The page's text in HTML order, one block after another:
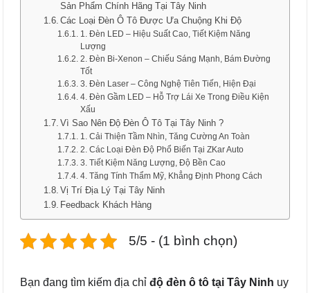
Sản Phẩm Chính Hãng Tại Tây Ninh
Các Loại Đèn Ô Tô Được Ưa Chuộng Khi Độ
1. Đèn LED – Hiệu Suất Cao, Tiết Kiệm Năng
Lượng
2. Đèn Bi-Xenon – Chiếu Sáng Mạnh, Bám Đường
Tốt
3. Đèn Laser – Công Nghệ Tiên Tiến, Hiện Đại
4. Đèn Gầm LED – Hỗ Trợ Lái Xe Trong Điều Kiện
Xấu
Vì Sao Nên Độ Đèn Ô Tô Tại Tây Ninh ?
1. Cải Thiện Tầm Nhìn, Tăng Cường An Toàn
2. Các Loại Đèn Độ Phổ Biến Tại ZKar Auto
3. Tiết Kiệm Năng Lượng, Độ Bền Cao
4. Tăng Tính Thẩm Mỹ, Khẳng Định Phong Cách
Vị Trí Địa Lý Tại Tây Ninh
Feedback Khách Hàng
5/5 - (1 bình chọn)
Bạn đang tìm kiếm địa chỉ độ đèn ô tô tại Tây Ninh uy